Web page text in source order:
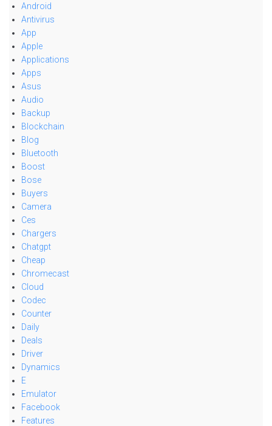
Android
Antivirus
App
Apple
Applications
Apps
Asus
Audio
Backup
Blockchain
Blog
Bluetooth
Boost
Bose
Buyers
Camera
Ces
Chargers
Chatgpt
Cheap
Chromecast
Cloud
Codec
Counter
Daily
Deals
Driver
Dynamics
E
Emulator
Facebook
Features